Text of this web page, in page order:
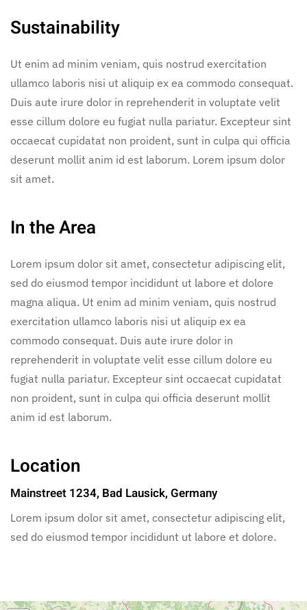
Sustainability
Ut enim ad minim veniam, quis nostrud exercitation
ullamco laboris nisi ut aliquip ex ea commodo consequat.
Duis aute irure dolor in reprehenderit in voluptate velit
esse cillum dolore eu fugiat nulla pariatur. Excepteur sint
occaecat cupidatat non proident, sunt in culpa qui officia
deserunt mollit anim id est laborum. Lorem ipsum dolor
sit amet.
In the Area
Lorem ipsum dolor sit amet, consectetur adipiscing elit,
sed do eiusmod tempor incididunt ut labore et dolore
magna aliqua. Ut enim ad minim veniam, quis nostrud
exercitation ullamco laboris nisi ut aliquip ex ea
commodo consequat. Duis aute irure dolor in
reprehenderit in voluptate velit esse cillum dolore eu
fugiat nulla pariatur. Excepteur sint occaecat cupidatat
non proident, sunt in culpa qui officia deserunt mollit
anim id est laborum.
Location
Mainstreet 1234, Bad Lausick, Germany
Lorem ipsum dolor sit amet, consectetur adipiscing elit,
sed do eiusmod tempor incididunt ut labore et dolore.